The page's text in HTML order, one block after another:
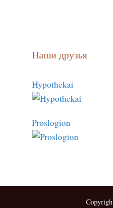
Наши друзья
Hypothekai
Proslogion